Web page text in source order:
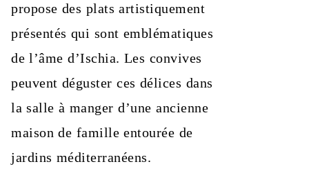
propose des plats artistiquement
présentés qui sont emblématiques
de l’âme d’Ischia. Les convives
peuvent déguster ces délices dans
la salle à manger d’une ancienne
maison de famille entourée de
jardins méditerranéens.